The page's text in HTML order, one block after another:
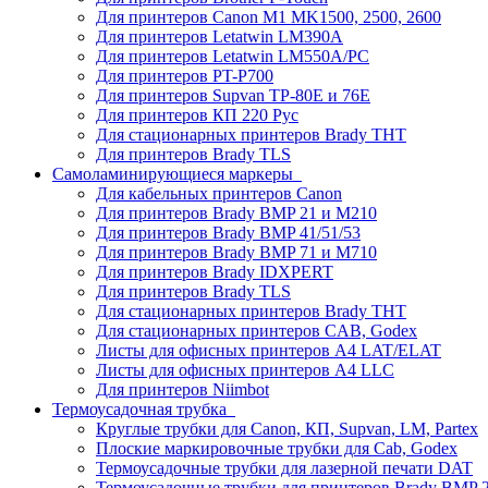
Для принтеров Canon M1 MK1500, 2500, 2600
Для принтеров Letatwin LM390A
Для принтеров Letatwin LM550A/PC
Для принтеров PT-P700
Для принтеров Supvan TP-80E и 76E
Для принтеров КП 220 Рус
Для стационарных принтеров Brady THT
Для принтеров Brady TLS
Самоламинирующиеся маркеры
Для кабельных принтеров Canon
Для принтеров Brady BMP 21 и M210
Для принтеров Brady BMP 41/51/53
Для принтеров Brady BMP 71 и M710
Для принтеров Brady IDXPERT
Для принтеров Brady TLS
Для стационарных принтеров Brady THT
Для стационарных принтеров CAB, Godex
Листы для офисных принтеров А4 LAT/ELAT
Листы для офисных принтеров А4 LLC
Для принтеров Niimbot
Термоусадочная трубка
Круглые трубки для Canon, КП, Supvan, LM, Partex
Плоские маркировочные трубки для Cab, Godex
Термоусадочные трубки для лазерной печати DAT